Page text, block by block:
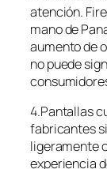
atención.
mano de
aumento de
no puede
4.Pantallas
fabricantes
ligeramente
experiencia